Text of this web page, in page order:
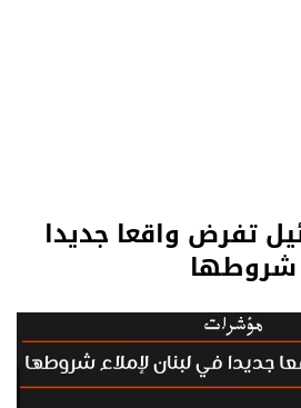
تفرض واقعا جديدا
شروطها